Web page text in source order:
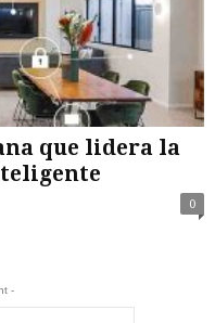
que lidera la
0
-